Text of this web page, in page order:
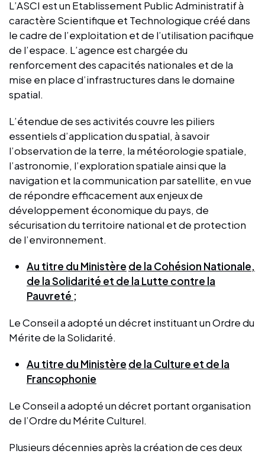
L’ASCI est un Etablissement Public Administratif à
caractère Scientifique et Technologique créé dans
le cadre de l’exploitation et de l’utilisation pacifique
de l’espace. L’agence est chargée du
renforcement des capacités nationales et de la
mise en place d’infrastructures dans le domaine
spatial.
L’étendue de ses activités couvre les piliers
essentiels d’application du spatial, à savoir
l’observation de la terre, la météorologie spatiale,
l’astronomie, l’exploration spatiale ainsi que la
navigation et la communication par satellite, en vue
de répondre efficacement aux enjeux de
développement économique du pays, de
sécurisation du territoire national et de protection
de l’environnement.
Au titre du Ministère de la Cohésion Nationale,
de la Solidarité et de la Lutte contre la
Pauvreté ;
Le Conseil a adopté un décret instituant un Ordre du
Mérite de la Solidarité.
Au titre du Ministère de la Culture et de la
Francophonie
Le Conseil a adopté un décret portant organisation
de l’Ordre du Mérite Culturel.
Plusieurs décennies après la création de ces deux